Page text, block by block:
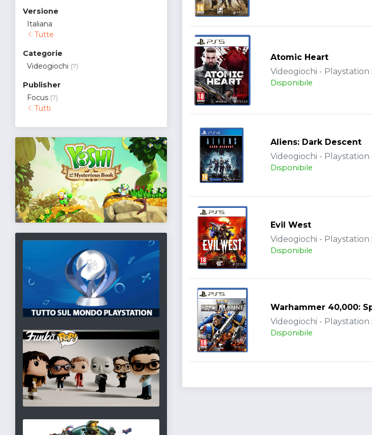
Versione
Italiana
Tutte
Categorie
Videogiochi (7)
Publisher
Focus (7)
Tutti
Atomic Heart
Videogiochi -
Disponibile
Aliens: Dark Descent
Videogiochi - Playstation
Disponibile
Evil West
Videogiochi - Playstation
Disponibile
Warhammer 40,000:
Videogiochi - Playstation
Disponibile